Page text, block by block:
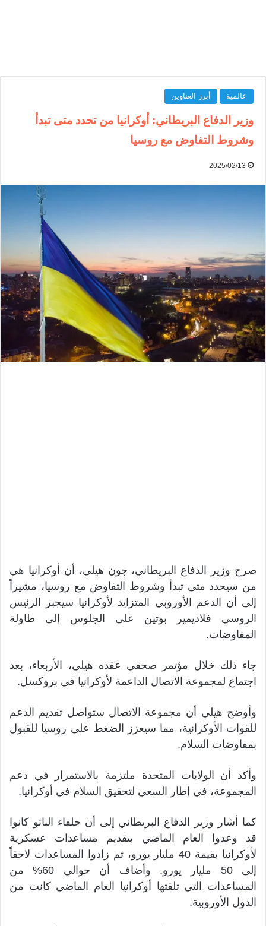
عالمية أبرز العناوين
وزير الدفاع البريطاني: أوكرانيا من تحدد متى تبدأ
وشروط التفاوض مع روسيا
2025/02/13
صرح وزير الدفاع البريطاني، جون هيلي، أن أوكرانيا هي
من سيحدد متى تبدأ وشروط التفاوض مع روسيا، مشيراً
إلى أن الدعم الأوروبي المتزايد لأوكرانيا سيجبر الرئيس
الروسي فلاديمير بوتين على الجلوس إلى طاولة
المفاوضات.
جاء ذلك خلال مؤتمر صحفي عقده هيلي، الأربعاء، بعد
اجتماع لمجموعة الاتصال الداعمة لأوكرانيا في بروكسل.
وأوضح هيلي أن مجموعة الاتصال ستواصل تقديم الدعم
للقوات الأوكرانية، مما سيعزز الضغط على روسيا للقبول
بمفاوضات السلام.
وأكد أن الولايات المتحدة ملتزمة بالاستمرار في دعم
المجموعة، في إطار السعي لتحقيق السلام في أوكرانيا.
كما أشار وزير الدفاع البريطاني إلى أن حلفاء الناتو كانوا
قد وعدوا العام الماضي بتقديم مساعدات عسكرية
لأوكرانيا بقيمة 40 مليار يورو، ثم زادوا المساعدات لاحقاً
إلى 50 مليار يورو. وأضاف أن حوالي 60% من
المساعدات التي تلقتها أوكرانيا العام الماضي كانت من
الدول الأوروبية.